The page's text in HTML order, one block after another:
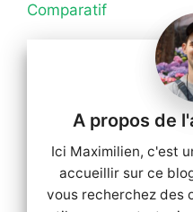
Comparatif
Ici Maximilien, c'est
accueillir sur ce
vous recherchez des